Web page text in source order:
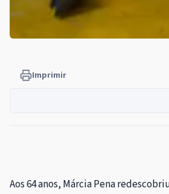
Imprimir
Aos 64 anos, Márcia Pena